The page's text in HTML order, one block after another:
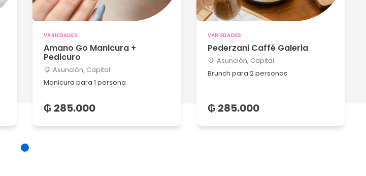
VARIEDADES
Amano Go Manicura +
Pedicuro
Asunción, Capital
Manicura para 1 persona
₲ 285.000
VARIEDADES
Pederzani Caffé Galeria
Asunción, Capital
Brunch para 2 personas
₲ 285.000